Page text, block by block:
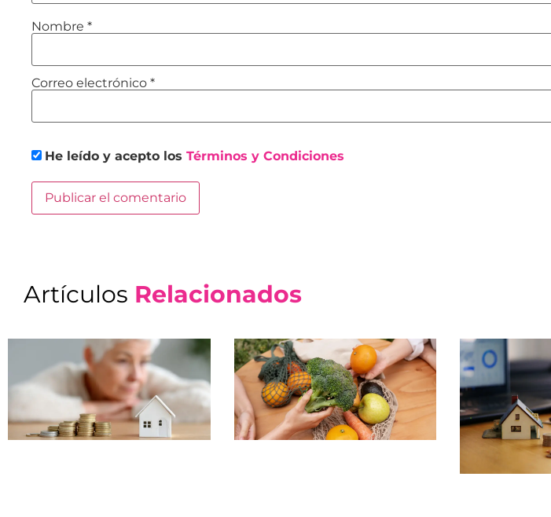
Nombre *
Correo electrónico *
He leído y acepto los Términos y Condiciones
Artículos Relacionados